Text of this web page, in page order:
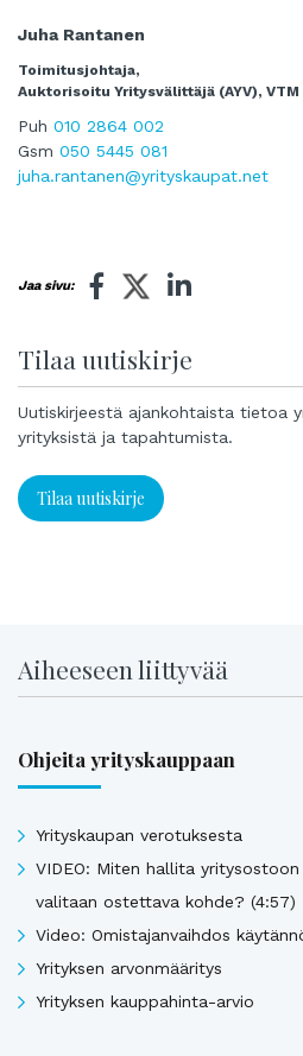
Juha Rantanen
Toimitusjohtaja,
Auktorisoitu Yritysvälittäjä (AYV), VTM
Puh 010 2864 002
Gsm 050 5445 081
juha.rantanen@yrityskaupat.net
Jaa sivu:
Tilaa uutiskirje
Uutiskirjeestä ajankohtaista tietoa
yrityksistä ja tapahtumista.
Tilaa uutiskirje
Aiheeseen liittyvää
Ohjeita yrityskauppaan
Yrityskaupan verotuksesta
VIDEO: Miten hallita
valitaan ostettava kohde? (4:57)
Video: Omistajanvaihdos
Yrityksen arvonmääritys
Yrityksen kauppahinta-arvio